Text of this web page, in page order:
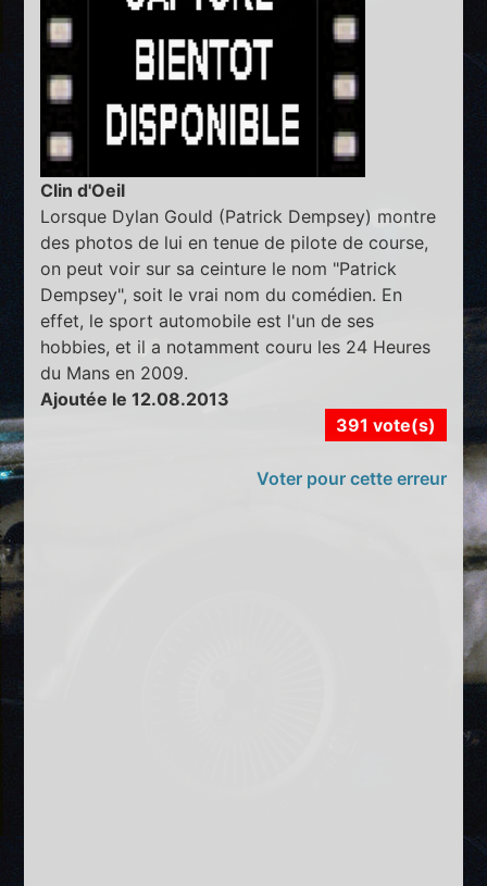
Clin d'Oeil
Lorsque Dylan Gould (Patrick Dempsey) montre
des photos de lui en tenue de pilote de course,
on peut voir sur sa ceinture le nom "Patrick
Dempsey", soit le vrai nom du comédien. En
effet, le sport automobile est l'un de ses
hobbies, et il a notamment couru les 24 Heures
du Mans en 2009.
Ajoutée le 12.08.2013
391 vote(s)
Voter pour cette erreur